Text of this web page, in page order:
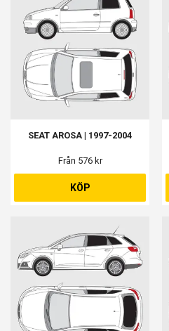
SEAT AROSA | 1997-2004
Från 576 kr
KÖP